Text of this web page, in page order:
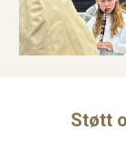
Støtt